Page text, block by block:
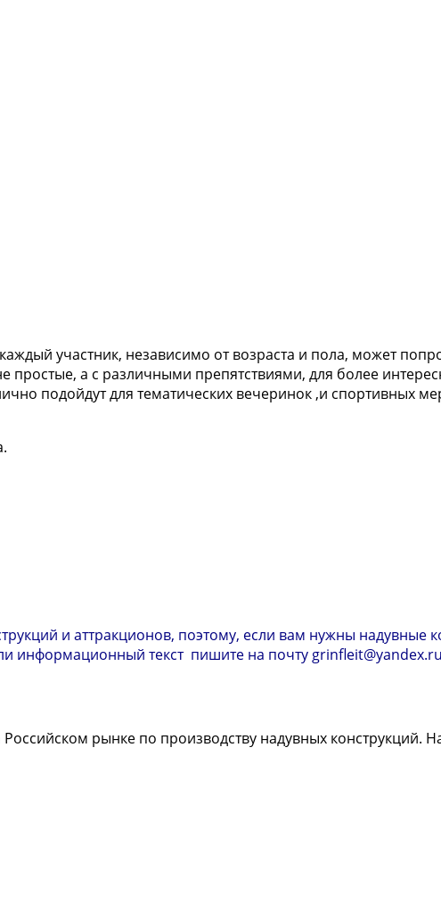
участник, независимо от возраста и пола, может
простые, а с различными препятствиями, для более
подойдут для тематических вечеринок ,и спортивных
и аттракционов, поэтому, если вам нужны надувные
информационный текст пишите на почту
рынке по производству надувных конструкций.